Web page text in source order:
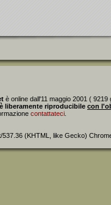
è online dall'11 maggio 2001 ( 9219
liberamente riproducibile con
contattateci
(KHTML, like Gecko)